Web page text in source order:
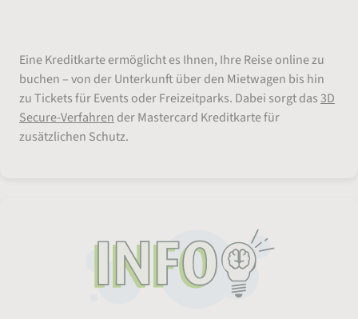
Eine Kreditkarte ermöglicht es Ihnen, Ihre Reise online zu
buchen – von der Unterkunft über den Mietwagen bis hin
zu Tickets für Events oder Freizeitparks. Dabei sorgt das3D
Secure-Verfahren der Mastercard Kreditkarte für
zusätzlichen Schutz.